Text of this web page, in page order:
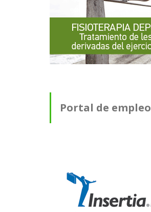
Portal de empleo